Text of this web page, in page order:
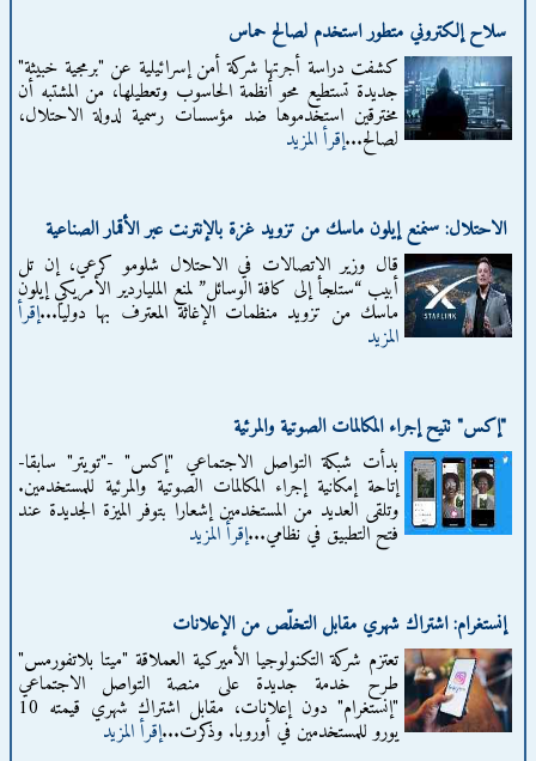
سلاح إلكتروني متطور استخدم لصالح حماس
كشفت دراسة أجرتها شركة أمن إسرائيلية عن "برمجية خبيثة"
جديدة تستطيع محو أنظمة الحاسوب وتعطيلها، من المشتبه أن
مخترقين استخدموها ضد مؤسسات رسمية لدولة الاحتلال،
لصالح...إقرأ المزيد
الاحتلال: سنمنع إيلون ماسك من تزويد غزة بالإنترنت عبر الأقمار الصناعية
قال وزير الاتصالات في الاحتلال شلومو كرعي، إن تل
أبيب “ستلجأ إلى كافة الوسائل” لمنع الملياردير الأمريكي إيلون
ماسك من تزويد منظمات الإغاثة المعترف بها دوليا...إقرأ
المزيد
"إكس" تتيح إجراء المكالمات الصوتية والمرئية
بدأت شبكة التواصل الاجتماعي "إكس" -"تويتر" سابقا-
إتاحة إمكانية إجراء المكالمات الصوتية والمرئية للمستخدمين.
وتلقى العديد من المستخدمين إشعارا بتوفر الميزة الجديدة عند
فتح التطبيق في نظامي...إقرأ المزيد
إنستغرام: اشتراك شهري مقابل التخلّص من الإعلانات
تعتزم شركة التكنولوجيا الأميركية العملاقة "ميتا بلاتفورمس"
طرح خدمة جديدة على منصة التواصل الاجتماعي
"إنستغرام" دون إعلانات، مقابل اشتراك شهري قيمته 10
يورو للمستخدمين في أوروبا. وذكرت...إقرأ المزيد